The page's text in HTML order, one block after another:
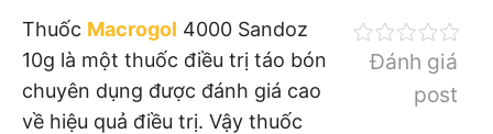
Đánh giá
post
Thuốc Macrogol 4000 Sandoz
10g là một thuốc điều trị táo bón
chuyên dụng được đánh giá cao
về hiệu quả điều trị. Vậy thuốc